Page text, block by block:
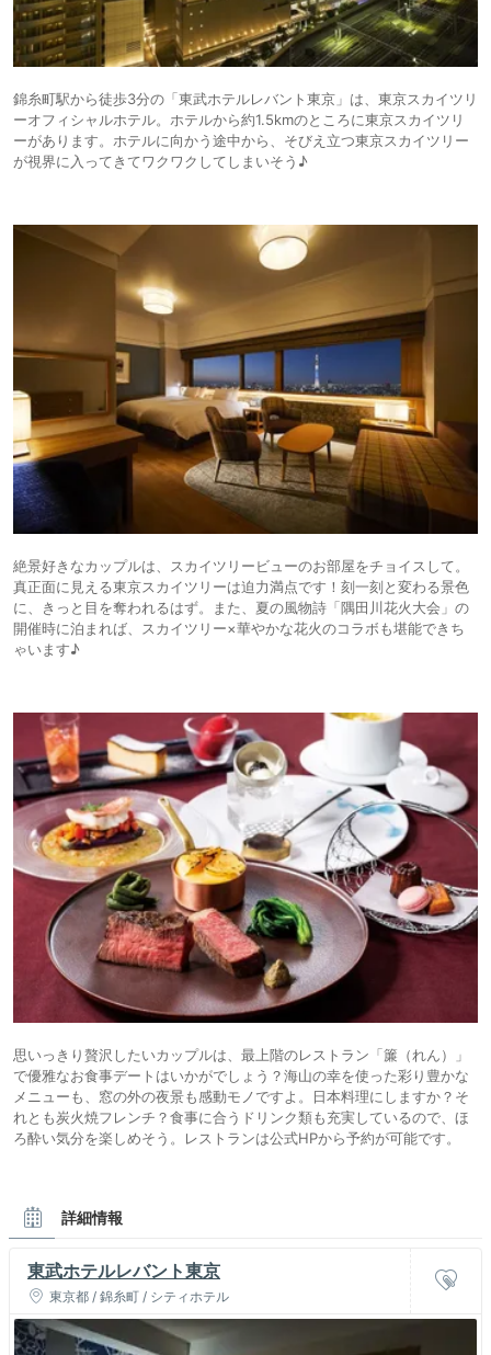
錦糸町駅から徒歩3分の「東武ホテルレバント東京」は、東京スカイツリ
ーオフィシャルホテル。ホテルから約1.5kmのところに東京スカイツリ
ーがあります。ホテルに向かう途中から、そびえ立つ東京スカイツリー
が視界に入ってきてワクワクしてしまいそう♪
絶景好きなカップルは、スカイツリービューのお部屋をチョイスして。
真正面に見える東京スカイツリーは迫力満点です！刻一刻と変わる景色
に、きっと目を奪われるはず。また、夏の風物詩「隅田川花火大会」の
開催時に泊まれば、スカイツリー×華やかな花火のコラボも堪能できち
ゃいます♪
思いっきり贅沢したいカップルは、最上階のレストラン「簾（れん）」
で優雅なお食事デートはいかがでしょう？海山の幸を使った彩り豊かな
メニューも、窓の外の夜景も感動モノですよ。日本料理にしますか？そ
れとも炭火焼フレンチ？食事に合うドリンク類も充実しているので、ほ
ろ酔い気分を楽しめそう。レストランは公式HPから予約が可能です。
詳細情報
東武ホテルレバント東京
東京都 / 錦糸町 / シティホテル